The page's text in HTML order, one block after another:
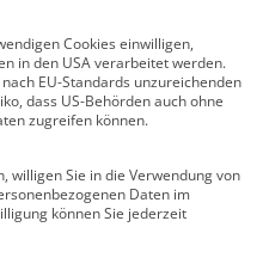
Cookies einwilligen,
in den USA verarbeitet werden.
EU-Standards unzureichenden
dass US-Behörden auch ohne
zugreifen können.
willigen Sie in die Verwendung von
Daten im
können Sie jederzeit